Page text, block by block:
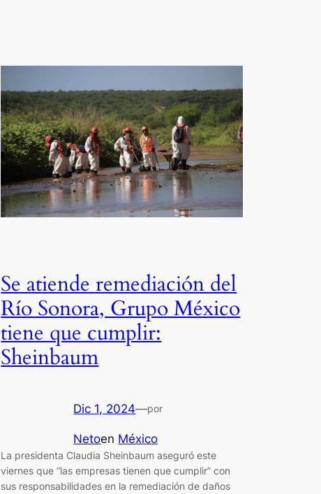
Se atiende remediación del
Río Sonora, Grupo México
tiene que cumplir:
Sheinbaum
Dic 1, 2024—por
Netoen México
La presidenta Claudia Sheinbaum aseguró este
viernes que “las empresas tienen que cumplir” con
sus responsabilidades en la remediación de daños